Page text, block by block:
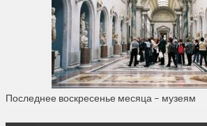
Последнее воскресенье месяца – музеям